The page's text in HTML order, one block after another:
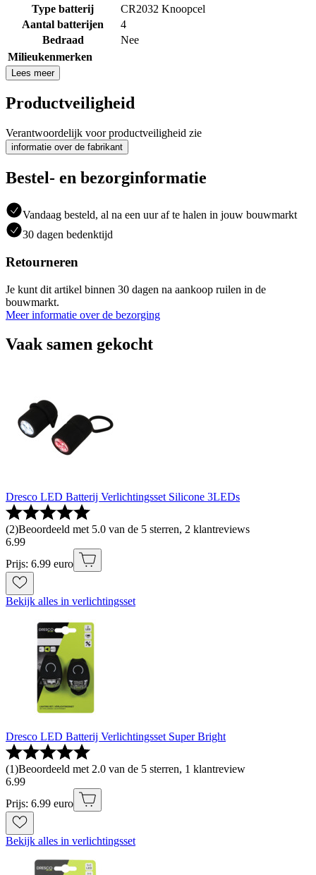
Type batterij
CR2032 Knoopcel
Aantal batterijen
4
Bedraad
Nee
Milieukenmerken
Lees meer
Productveiligheid
Verantwoordelijk voor productveiligheid zie
informatie over de fabrikant
Bestel- en bezorginformatie
Vandaag besteld, al na een uur af te halen in jouw bouwmarkt
30 dagen bedenktijd
Retourneren
Je kunt dit artikel binnen 30 dagen na aankoop ruilen in de
bouwmarkt.
Meer informatie over de bezorging
Vaak samen gekocht
Dresco LED Batterij Verlichtingsset Silicone 3LEDs
(2)Beoordeeld met 5.0 van de 5 sterren, 2 klantreviews
6.99
Prijs: 6.99 euro
Bekijk alles in verlichtingsset
Dresco LED Batterij Verlichtingsset Super Bright
(1)Beoordeeld met 2.0 van de 5 sterren, 1 klantreview
6.99
Prijs: 6.99 euro
Bekijk alles in verlichtingsset